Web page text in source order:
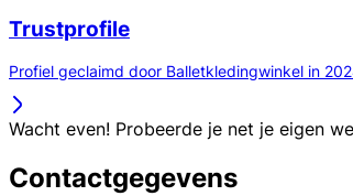
Trustprofile
Profiel geclaimd door Balletkledingwinkel in
Wacht even! Probeerde je net je eigen
Contactgegevens